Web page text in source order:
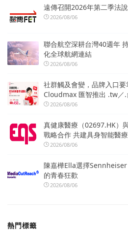
遠傳召開2026年第二季法
2026/08/06
聯合航空深耕台灣40週年
化全球航網連結
2026/08/06
社群觸及會變，品牌入口要
Cloudmax 匯智推出 .tw／
2026/08/06
真健康醫療（02697.HK）
戰略合作 共建具身智能醫
2026/08/06
陳嘉樺Ella選擇
的青春狂歡
2026/08/06
熱門標籤